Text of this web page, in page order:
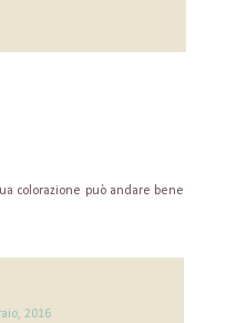
colorazione può andare bene
2016